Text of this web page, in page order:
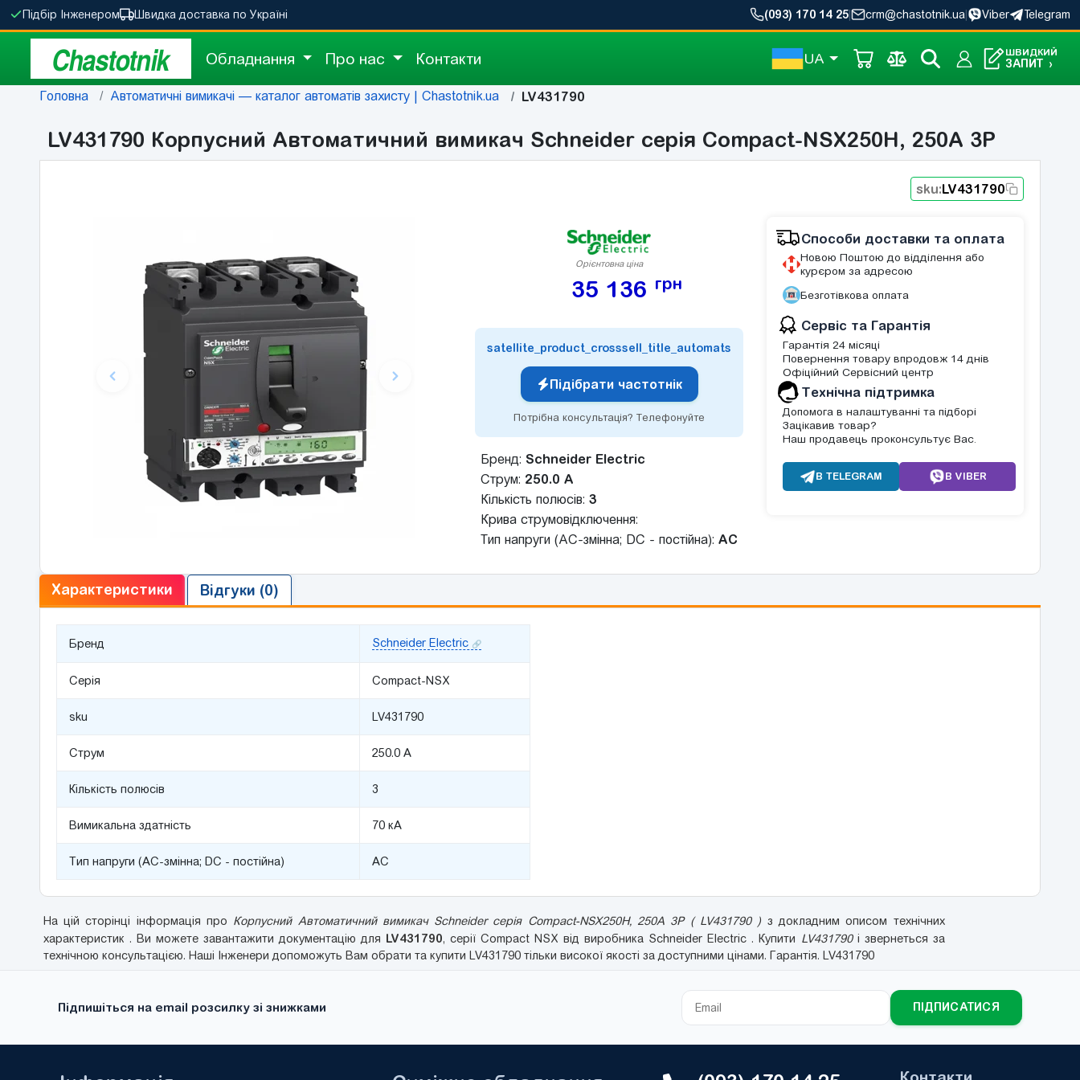
Підбір Інженером Швидка доставка по Україні (093) 170 14 25 crm@chastotnik.ua Viber Telegram
Chastotnik Обладнання Про нас Контакти UA ШВИДКИЙ
ЗАПИТ ›
Головна Автоматичні вимикачі — каталог автоматів захисту | Chastotnik.ua LV431790
LV431790 Корпусний Автоматичний вимикач Schneider серія Compact-NSX250H, 250A 3P
sku:LV431790
Орієнтовна ціна
35 136 грн
satellite_product_crosssell_title_automats
Підібрати частотнік
Потрібна консультація? Телефонуйте
Бренд: Schneider Electric
Струм: 250.0 А
Кількість полюсів:3
Крива струмовідключення:
Тип напруги (AC-змінна; DC - постійна):AC
Способи доставки та оплата
Новою Поштою до відділення або
курєром за адресою
Безготівкова оплата
Сервіс та Гарантія
Гарантія 24 місяці
Повернення товару впродовж 14 днів
Офіційний Сервісний центр
Tехнічна підтримка
Допомога в налаштуванні та підборі
Зацікавив товар?
Наш продавець проконсультує Вас.
В TELEGRAM В VIBER
Характеристики Відгуки (0)
Бренд Schneider Electric
Серія Compact-NSX
sku LV431790
Струм 250.0 А
Кількість полюсів 3
Вимикальна здатність 70 кА
Тип напруги (AC-змінна; DC - постійна) AC
На цій сторінці інформація про Корпусний Автоматичний вимикач Schneider серія Compact-NSX250H, 250A 3P ( LV431790 ) з докладним описом технічних
характеристик . Ви можете завантажити документацію для LV431790, серії Compact NSX від виробника Schneider Electric . Купити LV431790і звернеться за
технічною консультацією. Наші Інженери допоможуть Вам обрати та купити LV431790 тільки високої якості за доступними цінами. Гарантія. LV431790
Підпишіться на email розсилку зі знижками ПІДПИСАТИСЯ